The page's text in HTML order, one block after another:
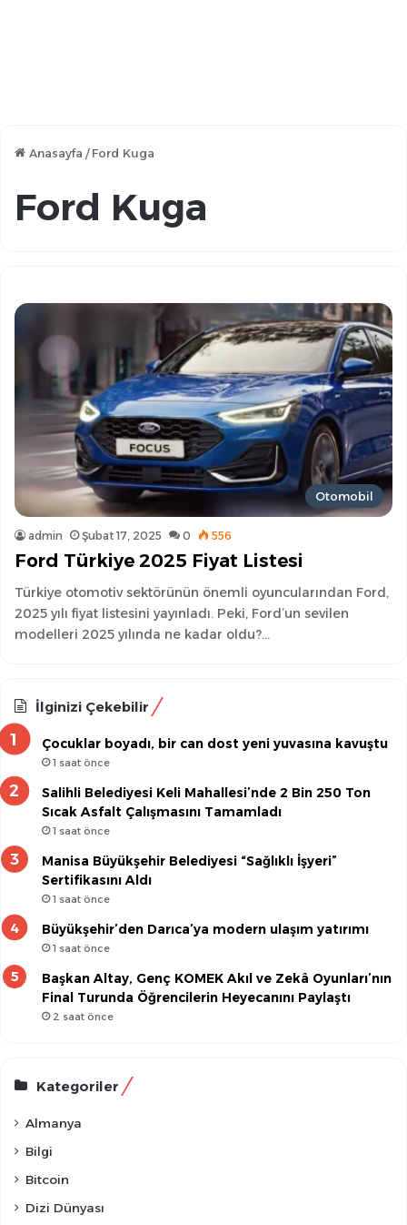
Anasayfa / Ford Kuga
Ford Kuga
Otomobil
admin Şubat 17, 2025 0 556
Ford Türkiye 2025 Fiyat Listesi
Türkiye otomotiv sektörünün önemli oyuncularından Ford,
2025 yılı fiyat listesini yayınladı. Peki, Ford’un sevilen
modelleri 2025 yılında ne kadar oldu?…
İlginizi Çekebilir
Çocuklar boyadı, bir can dost yeni yuvasına kavuştu
1 saat önce
Salihli Belediyesi Keli Mahallesi’nde 2 Bin 250 Ton
Sıcak Asfalt Çalışmasını Tamamladı
1 saat önce
Manisa Büyükşehir Belediyesi “Sağlıklı İşyeri”
Sertifikasını Aldı
1 saat önce
Büyükşehir’den Darıca’ya modern ulaşım yatırımı
1 saat önce
Başkan Altay, Genç KOMEK Akıl ve Zekâ Oyunları’nın
Final Turunda Öğrencilerin Heyecanını Paylaştı
2 saat önce
Kategoriler
Almanya
Bilgi
Bitcoin
Dizi Dünyası